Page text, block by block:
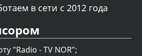
в сети с 2012 года
"Radio - TV NOR";